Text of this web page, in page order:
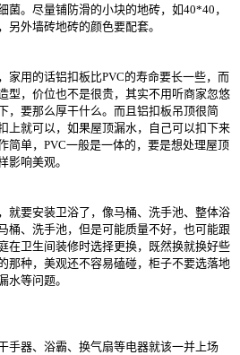
菌。尽量铺防滑的小块的地砖，如40*40，
外墙砖地砖的颜色要配套。
家用的话铝扣板比PVC的寿命要长一些，而
型，价位也不是很贵，其实不用听商家忽悠
，要那么厚干什么。而且铝扣板吊顶很简
上就可以，如果屋顶漏水，自己可以扣下来
简单，PVC一般是一体的，要是想处理屋顶
影响美观。
就要安装卫浴了，像马桶、洗手池、整体浴
桶、洗手池，但是可能质量不好，也可能跟
在卫生间装修时选择更换，既然换就换好些
那种，美观还不容易磕碰，柜子不要选落地
水等问题。
手器、浴霸、换气扇等电器就该一并上场